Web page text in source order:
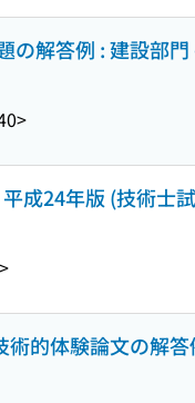
解答例 : 建設部
成24年版 (技術士
的体験論文の解